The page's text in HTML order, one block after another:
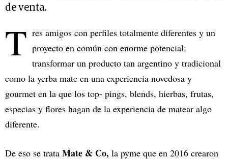
de venta.
T res amigos con perfiles totalmente diferentes y un
proyecto en común con enorme potencial:
transformar un producto tan argentino y tradicional
como la yerba mate en una experiencia novedosa y
gourmet en la que los top- pings, blends, hierbas, frutas,
especias y flores hagan de la experiencia de matear algo
diferente.
De eso se trata Mate & Co, la pyme que en 2016 crearon